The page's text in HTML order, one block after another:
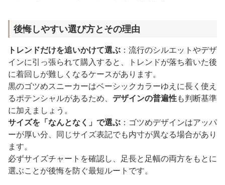
後悔しやすい選び方とその理由
トレンドだけを追いかけて選ぶ ：流行のシルエットやデザ
インに引っ張られて購入すると、トレンドが落ち着いた後
に着回しが難しくなるケースがあります。
黒のゴツめスニーカーはベーシックカラーゆえに長く使え
るポテンシャルがあるため、 デザインの普遍性も判断基準
に加えましょう。
サイズを「なんとなく」で選ぶ ：ゴツめデザインはアッパ
ーが厚い分、同じサイズ表記でも内寸が異なる場合があり
ます。
必ずサイズチャートを確認し、足長と足幅の両方をもとに
選ぶことが後悔を防ぐ最短ルートです。